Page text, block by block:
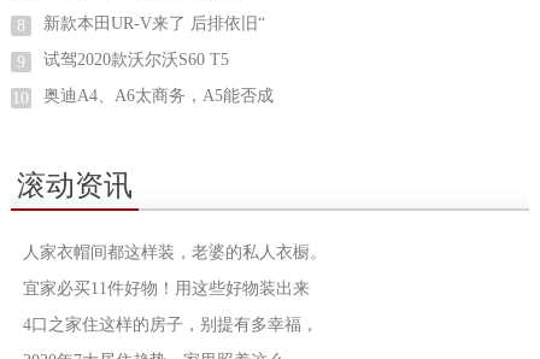
8 新款本田UR-V来了 后排依旧“
9 试驾2020款沃尔沃S60 T5
10 奥迪A4、A6太商务，A5能否成
滚动资讯
人家衣帽间都这样装，老婆的私人衣橱。
宜家必买11件好物！用这些好物装出来
4口之家住这样的房子，别提有多幸福，